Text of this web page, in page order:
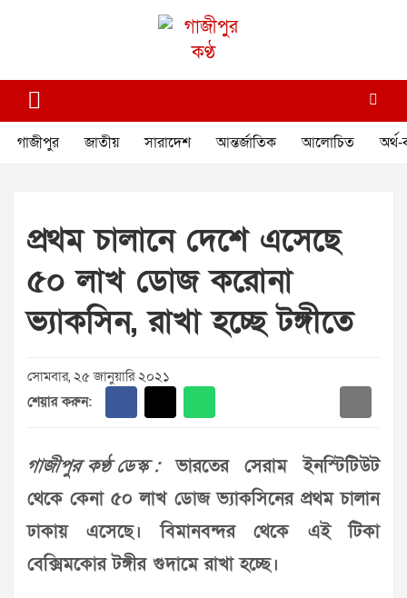
গাজীপুর কণ্ঠ
গাজীপুর জাতীয় সারাদেশ আন্তর্জাতিক আলোচিত অর্থ-
প্রথম চালানে দেশে এসেছে
৫০ লাখ ডোজ করোনা
ভ্যাকসিন, রাখা হচ্ছে টঙ্গীতে
সোমবার, ২৫ জানুয়ারি ২০২১
শেয়ার করুন:
গাজীপুর কণ্ঠ ডেস্ক :ভারতের সেরাম ইনস্টিটিউট
থেকে কেনা ৫০ লাখ ডোজ ভ্যাকসিনের প্রথম চালান
ঢাকায় এসেছে। বিমানবন্দর থেকে এই টিকা
বেক্সিমকোর টঙ্গীর গুদামে রাখা হচ্ছে।